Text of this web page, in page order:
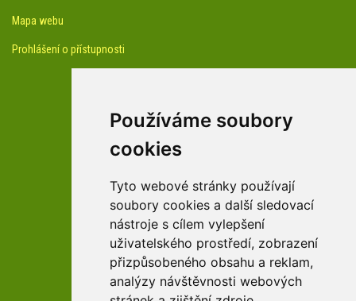
Používáme soubory
cookies
Tyto webové stránky používají
soubory cookies a další sledovací
nástroje s cílem vylepšení
uživatelského prostředí, zobrazení
přizpůsobeného obsahu a reklam,
analýzy návštěvnosti webových
Mapa webu
Prohlášení o přístupnosti
Youtube kanál arboreta